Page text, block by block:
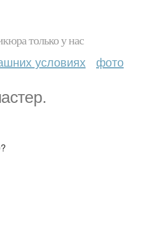
только у нас
условиях фото